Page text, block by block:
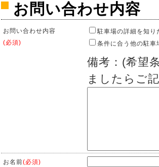
お問い合わせ内容
お問い合わせ内容
(必須)
駐車場の詳細を知り
条件に合う他の駐車
備考：(希望
ましたらご
お名前(必須)